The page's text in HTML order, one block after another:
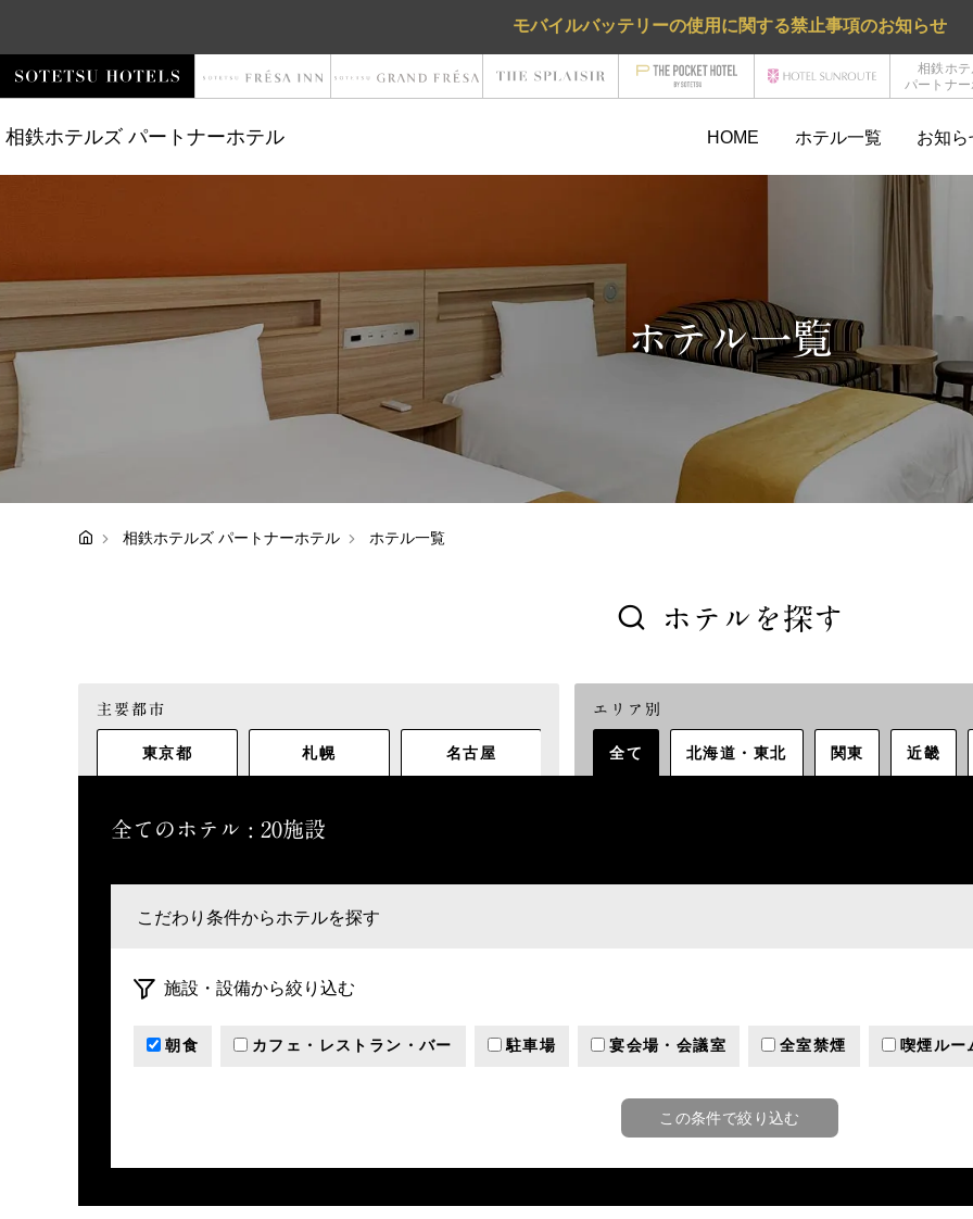
モバイルバッテリーの使用に関する禁止事項のお知らせ
相鉄ホ
パートナ
相鉄ホテルズ パートナーホテル HOME ホテル一覧 お知ら
ホテル一覧
相鉄ホテルズ パートナーホテル ホテル一覧
ホテルを探す
主要都市
東京都 札幌 名古屋
エリア別
全て 北海道・東北 関東 近畿
全てのホテル : 20施設
こだわり条件からホテルを探す
施設・設備から絞り込む
朝食 カフェ・レストラン・バー 駐車場 宴会場・会議室 全室禁煙 喫煙ルー
この条件で絞り込む